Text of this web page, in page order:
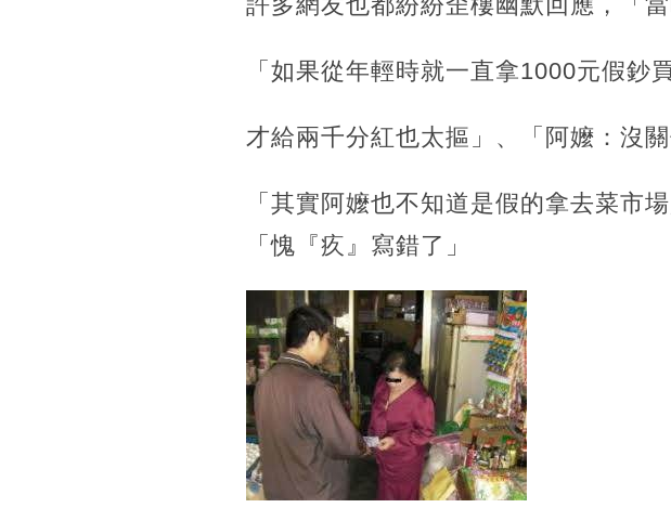
「如果從年輕時就一直拿1000元假鈔
才給兩千分紅也太摳」、「阿嬤：沒
「其實阿嬤也不知道是假的拿去菜市
「愧『疚』寫錯了」